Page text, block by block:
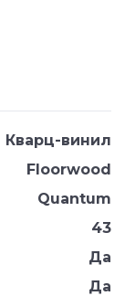
Кварц-винил
Floorwood
Quantum
43
Да
Да